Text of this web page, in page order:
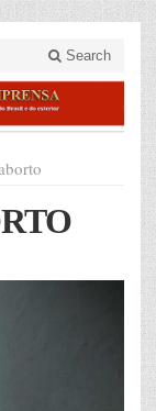
Search